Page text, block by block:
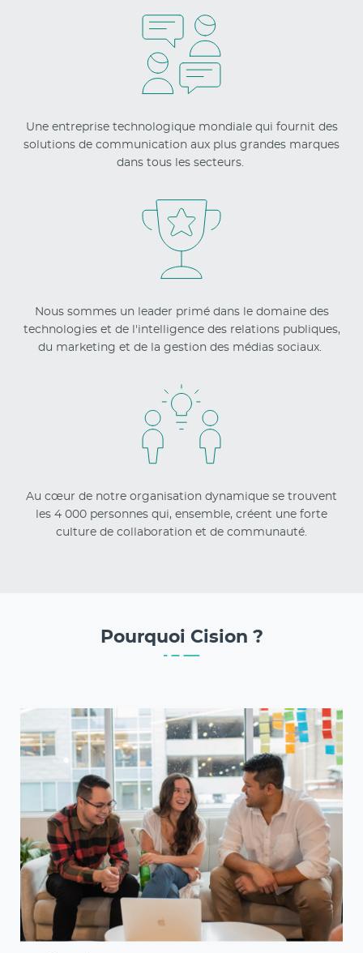
Une entreprise technologique mondiale qui fournit des
solutions de communication aux plus grandes marques
dans tous les secteurs.
Nous sommes un leader primé dans le domaine des
technologies et de l'intelligence des relations publiques,
du marketing et de la gestion des médias sociaux.
Au cœur de notre organisation dynamique se trouvent
les 4 000 personnes qui, ensemble, créent une forte
culture de collaboration et de communauté.
Pourquoi Cision ?